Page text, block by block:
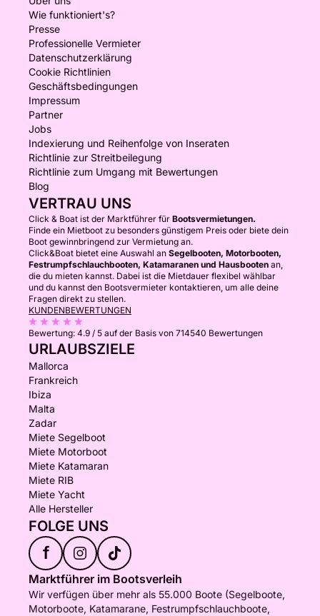
Wie funktioniert's?
Presse
Professionelle Vermieter
Datenschutzerklärung
Cookie Richtlinien
Geschäftsbedingungen
Impressum
Partner
Jobs
Indexierung und Reihenfolge von Inseraten
Richtlinie zur Streitbeilegung
Richtlinie zum Umgang mit Bewertungen
Blog
VERTRAU UNS
Click & Boat ist der Marktführer für Bootsvermietungen.
Finde ein Mietboot zu besonders günstigem Preis oder biete dein
Boot gewinnbringend zur Vermietung an.
Click&Boat bietet eine Auswahl an Segelbooten, Motorbooten,
Festrumpfschlauchbooten, Katamaranen und Hausbooten an,
die du mieten kannst. Dabei ist die Mietdauer flexibel wählbar
und du kannst den Bootsvermieter kontaktieren, um alle deine
Fragen direkt zu stellen.
KUNDENBEWERTUNGEN
Bewertung: 4.9 / 5 auf der Basis von 714540 Bewertungen
URLAUBSZIELE
Mallorca
Frankreich
Ibiza
Malta
Zadar
Miete Segelboot
Miete Motorboot
Miete Katamaran
Miete RIB
Miete Yacht
Alle Hersteller
FOLGE UNS
f
Marktführer im Bootsverleih
Wir verfügen über mehr als 55.000 Boote (Segelboote,
Motorboote, Katamarane, Festrumpfschlauchboote,